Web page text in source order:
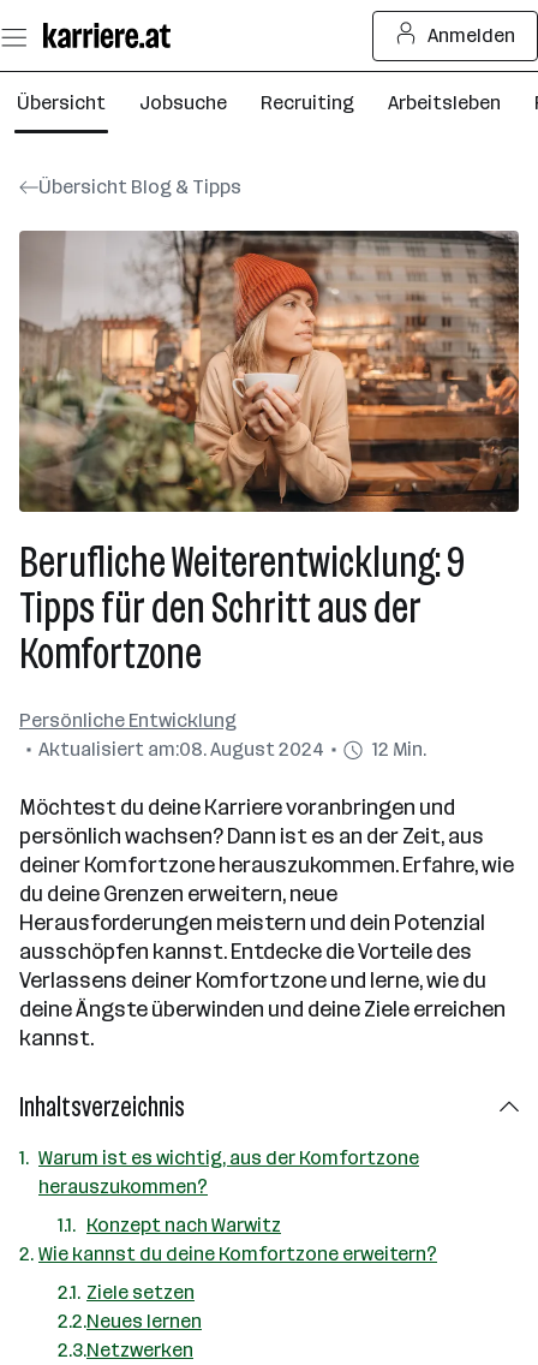
Seiteninhalt
springen
Anmelden
Übersicht Jobsuche Recruiting Arbeitsleben
Übersicht Blog & Tipps
Inhaltsverzeichnis
Warum ist es wichtig, aus der Komfortzone
herauszukommen?
Konzept nach Warwitz
Wie kannst du deine Komfortzone erweitern?
Ziele setzen
Neues lernen
Netzwerken
Berufliche Weiterentwicklung: 9
Tipps für den Schritt aus der
Komfortzone
Persönliche Entwicklung
Aktualisiert am:08. August 2024 12 Min.
Möchtest du deine Karriere voranbringen und
persönlich wachsen? Dann ist es an der Zeit, aus
deiner Komfortzone herauszukommen. Erfahre, wie
du deine Grenzen erweitern, neue
Herausforderungen meistern und dein Potenzial
ausschöpfen kannst. Entdecke die Vorteile des
Verlassens deiner Komfortzone und lerne, wie du
deine Ängste überwinden und deine Ziele erreichen
kannst.